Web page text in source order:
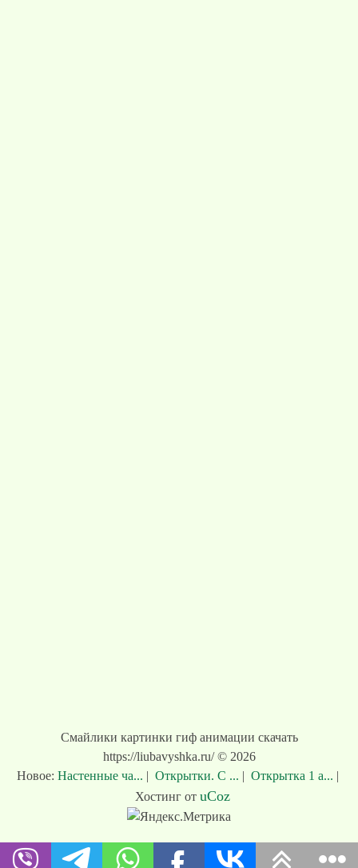
Смайлики картинки гиф анимации скачать
https://liubavyshka.ru/ © 2026
Новое: Настенные ча... | Открытки. С ... | Открытка 1 а... |
Хостинг от uCoz